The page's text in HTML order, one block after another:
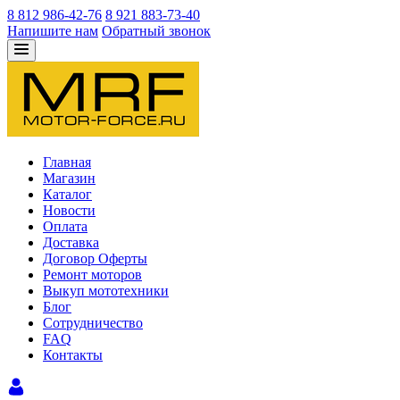
8 812 986-42-76 8 921 883-73-40
Напишите нам Обратный звонок
Главная
Магазин
Каталог
Новости
Оплата
Доставка
Договор Оферты
Ремонт моторов
Выкуп мототехники
Блог
Сотрудничество
FAQ
Контакты